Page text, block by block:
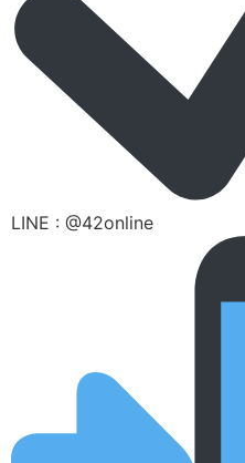
LINE : @42online